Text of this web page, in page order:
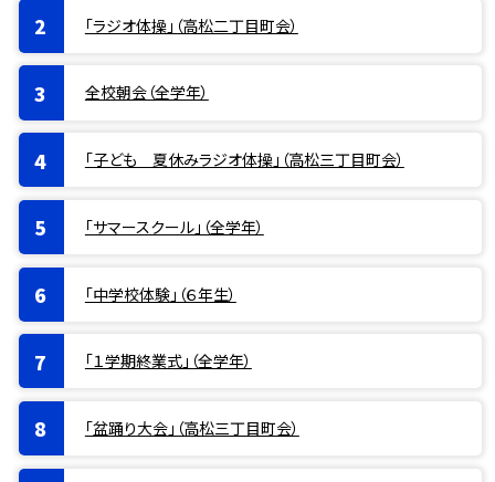
「ラジオ体操」（高松二丁目町会）
全校朝会（全学年）
「子ども 夏休みラジオ体操」（高松三丁目町会）
「サマースクール」（全学年）
「中学校体験」（６年生）
「１学期終業式」（全学年）
「盆踊り大会」（高松三丁目町会）